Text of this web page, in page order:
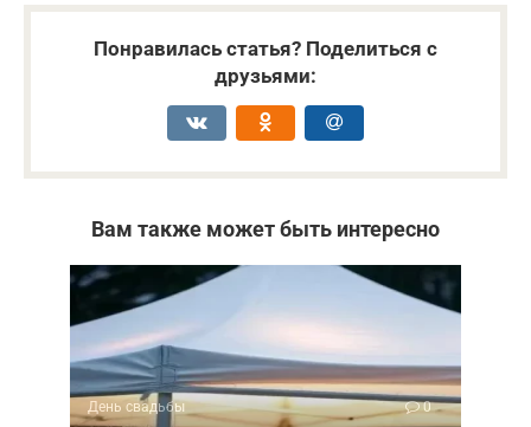
Понравилась статья? Поделиться с
друзьями:
Вам также может быть интересно
День свадьбы 0